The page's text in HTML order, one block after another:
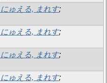
にゅえる, まれす;
にゅえる, まれす;
にゅえる, まれす;
にゅえる, まれす;